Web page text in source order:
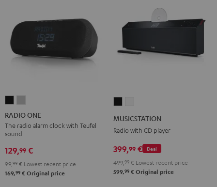
ONE
Black
ONE
Light
RADIO ONE
The radio alarm clock with Teufel
sound
129,99 €
99, 99 € Lowest recent price
169,99 € Original price
MUSICSTATION
Radio with CD player
Deal
399,99 €
499, 99 € Lowest recent price
599,99 € Original price